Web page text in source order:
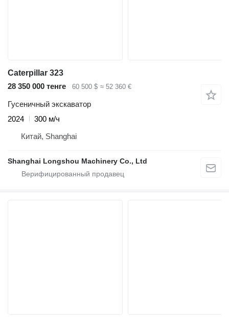
Caterpillar 323
28 350 000 тенге
60 500 $ ≈ 52 360 €
Гусеничный экскаватор
2024
300 м/ч
Китай, Shanghai
Shanghai Longshou Machinery Co., Ltd